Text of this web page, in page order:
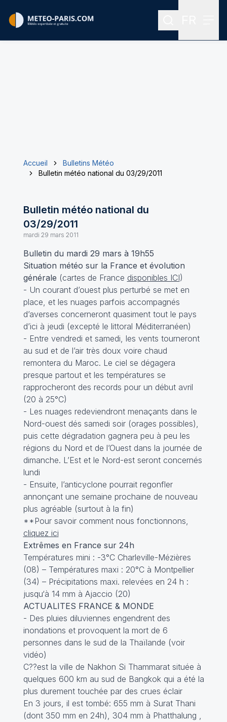
Rechercher
Accueil
Bulletins Météo
Bulletin météo national du 03/29/2011
Bulletin météo national du
03/29/2011
mardi 29 mars 2011
Bulletin du mardi 29 mars à 19h55
Situation météo sur la France et évolution
générale (cartes de France disponibles ICI)
- Un courant d’ouest plus perturbé se met en
place, et les nuages parfois accompagnés
d’averses concerneront quasiment tout le pays
d’ici à jeudi (excepté le littoral Méditerranéen)
- Entre vendredi et samedi, les vents tourneront
au sud et de l’air très doux voire chaud
remontera du Maroc. Le ciel se dégagera
presque partout et les températures se
rapprocheront des records pour un début avril
(20 à 25°C)
- Les nuages redeviendront menaçants dans le
Nord-ouest dés samedi soir (orages possibles),
puis cette dégradation gagnera peu à peu les
régions du Nord et de l’Ouest dans la journée de
dimanche. L’Est et le Nord-est seront concernés
lundi
- Ensuite, l’anticyclone pourrait regonfler
annonçant une semaine prochaine de nouveau
plus agréable (surtout à la fin)
**Pour savoir comment nous fonctionnons,
cliquez ici
Extrêmes en France sur 24h
Températures mini : -3°C Charleville-Mézières
(08) – Températures maxi : 20°C à Montpellier
(34) – Précipitations maxi. relevées en 24 h :
jusqu‘à 14 mm à Ajaccio (20)
ACTUALITES FRANCE & MONDE
- Des pluies diluviennes engendrent des
inondations et provoquent la mort de 6
personnes dans le sud de la Thaïlande (voir
vidéo)
C??est la ville de Nakhon Si Thammarat située à
quelques 600 km au sud de Bangkok qui a été la
plus durement touchée par des crues éclair
En 3 jours, il est tombé: 655 mm à Surat Thani
(dont 350 mm en 24h), 304 mm à Phatthalung ,